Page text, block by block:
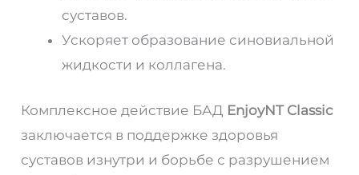
суставов.
Ускоряет образование синовиальной
жидкости и коллагена.
Комплексное действие БАД EnjoyNT Classic
заключается в поддержке здоровья
суставов изнутри и борьбе с разрушением